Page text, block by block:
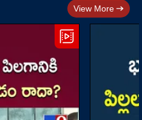
View More